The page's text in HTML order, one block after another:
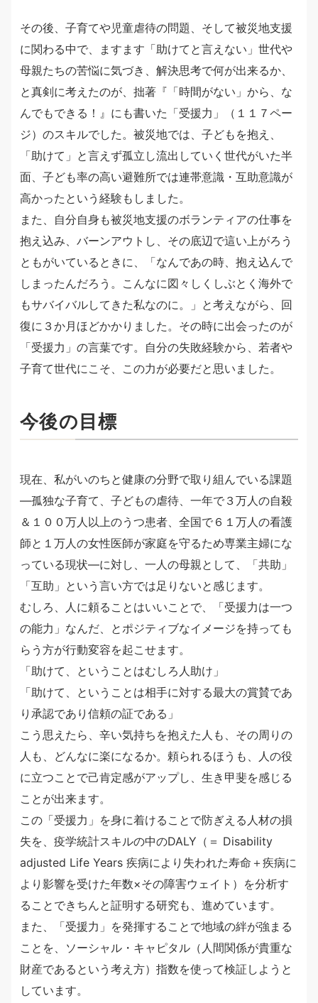
その後、子育てや児童虐待の問題、そして被災地支援
に関わる中で、ますます「助けてと言えない」世代や
母親たちの苦悩に気づき、解決思考で何が出来るか、
と真剣に考えたのが、拙著『「時間がない」から、な
んでもできる！』にも書いた「受援力」（１１７ペー
ジ）のスキルでした。被災地では、子どもを抱え、
「助けて」と言えず孤立し流出していく世代がいた半
面、子ども率の高い避難所では連帯意識・互助意識が
高かったという経験もしました。
また、自分自身も被災地支援のボランティアの仕事を
抱え込み、バーンアウトし、その底辺で這い上がろう
ともがいているときに、「なんであの時、抱え込んで
しまったんだろう。こんなに図々しくしぶとく海外で
もサバイバルしてきた私なのに。」と考えながら、回
復に３か月ほどかかりました。その時に出会ったのが
「受援力」の言葉です。自分の失敗経験から、若者や
子育て世代にこそ、この力が必要だと思いました。
今後の目標
現在、私がいのちと健康の分野で取り組んでいる課題
―孤独な子育て、子どもの虐待、一年で３万人の自殺
＆１００万人以上のうつ患者、全国で６１万人の看護
師と１万人の女性医師が家庭を守るため専業主婦にな
っている現状―に対し、一人の母親として、「共助」
「互助」という言い方では足りないと感じます。
むしろ、人に頼ることはいいことで、「受援力は一つ
の能力」なんだ、とポジティブなイメージを持っても
らう方が行動変容を起こせます。
「助けて、ということはむしろ人助け」
「助けて、ということは相手に対する最大の賞賛であ
り承認であり信頼の証である」
こう思えたら、辛い気持ちを抱えた人も、その周りの
人も、どんなに楽になるか。頼られるほうも、人の役
に立つことで己肯定感がアップし、生き甲斐を感じる
ことが出来ます。
この「受援力」を身に着けることで防ぎえる人材の損
失を、疫学統計スキルの中のDALY（＝ Disability
adjusted Life Years 疾病により失われた寿命＋疾病に
より影響を受けた年数×その障害ウェイト）を分析す
ることできちんと証明する研究も、進めています。
また、「受援力」を発揮することで地域の絆が強まる
ことを、ソーシャル・キャピタル（人間関係が貴重な
財産であるという考え方）指数を使って検証しようと
しています。